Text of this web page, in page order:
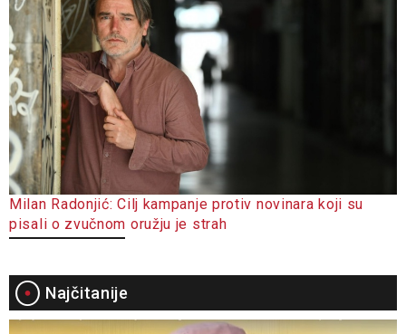
Milan Radonjić: Cilj kampanje protiv novinara koji su
pisali o zvučnom oružju je strah
Najčitanije